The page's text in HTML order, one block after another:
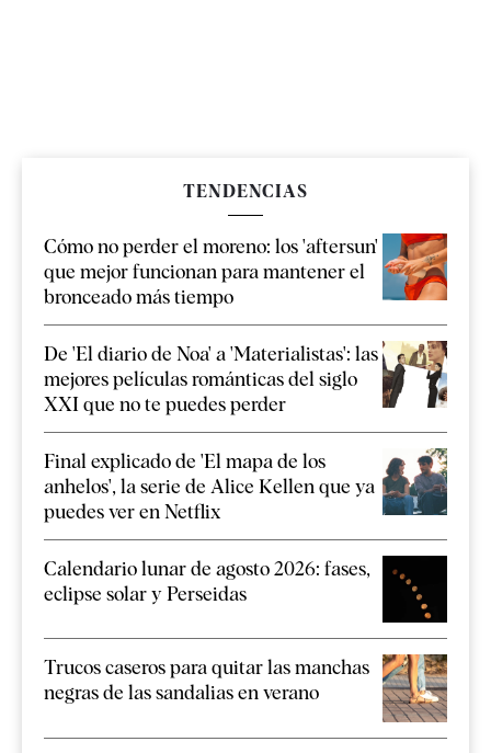
TENDENCIAS
Cómo no perder el moreno: los 'aftersun'
que mejor funcionan para mantener el
bronceado más tiempo
De 'El diario de Noa' a 'Materialistas': las
mejores películas románticas del siglo
XXI que no te puedes perder
Final explicado de 'El mapa de los
anhelos', la serie de Alice Kellen que ya
puedes ver en Netflix
Calendario lunar de agosto 2026: fases,
eclipse solar y Perseidas
Trucos caseros para quitar las manchas
negras de las sandalias en verano